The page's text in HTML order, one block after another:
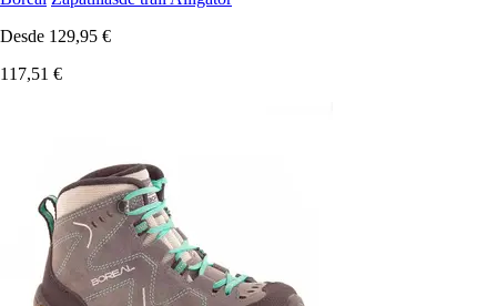
Desde 129,95 €
117,51 €